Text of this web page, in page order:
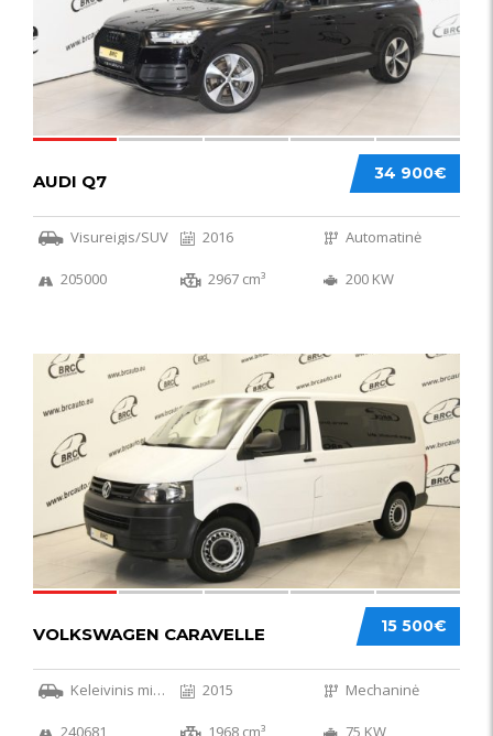
34 900€
AUDI Q7
Visureigis/SUV 2016 Automatinė
205000 2967 cm³ 200 KW
36
15 500€
VOLKSWAGEN CARAVELLE
Keleivinis mikroautobusas 2015 Mechaninė
240681 1968 cm³ 75 KW